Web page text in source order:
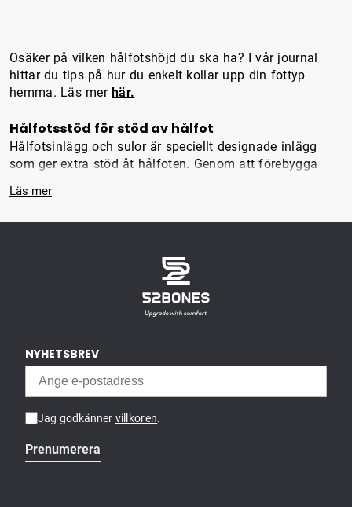
Osäker på vilken hålfotshöjd du ska ha? I vår journal
hittar du tips på hur du enkelt kollar upp din fottyp
hemma. Läs merhär.
Hålfotsstöd för stöd av hålfot
Hålfotsinlägg och sulor är speciellt designade inlägg
som ger extra stöd åt hålfoten. Genom att förebygga
minska smärta och förbättra din fotkomfort. Upptäck
Varför använda hålfotsinlägg och sulor?
Hålfoten är en viktig del av fotens struktur som ofta kan
utsättas för mycket tryck och belastning. Genom att
använda hålfotsinlägg och sulor kan du förebygga
i dina skor.
Hålfotsinlägg och sulor kan vara en enkel och effektiv
dina steg. Genom att förebygga skador och dämpa
smärta kan dessa produkter hjälpa dig att hålla tempot
uppe för ett aktivt liv.
Läs mer
NYHETSBREV
Jag godkänner villkoren.
Prenumerera